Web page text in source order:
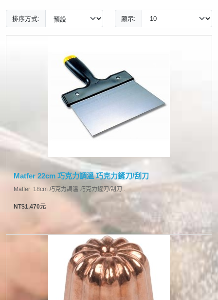
排序方式: 顯示:
Matfer 22cm 巧克力調溫 巧克力鏟刀/刮刀
Matfer 18cm 巧克力調溫 巧克力鏟刀/刮刀..
NT$1,470元